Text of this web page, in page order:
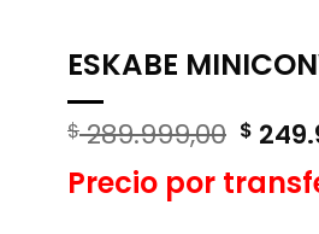
ESKABE
$289.999,00 El
$
Precio por